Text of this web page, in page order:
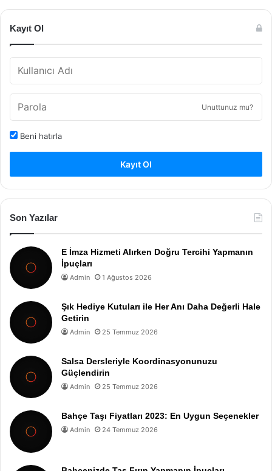
Kayıt Ol
Unuttunuz mu?
Beni hatırla
Kayıt Ol
Son Yazılar
E İmza Hizmeti Alırken Doğru Tercihi Yapmanın
İpuçları
Admin 1 Ağustos 2026
Şık Hediye Kutuları ile Her Anı Daha Değerli Hale
Getirin
Admin 25 Temmuz 2026
Salsa Dersleriyle Koordinasyonunuzu
Güçlendirin
Admin 25 Temmuz 2026
Bahçe Taşı Fiyatları 2023: En Uygun Seçenekler
Admin 24 Temmuz 2026